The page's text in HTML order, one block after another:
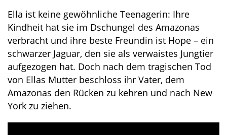
Ella ist keine gewöhnliche Teenagerin: Ihre
Kindheit hat sie im Dschungel des Amazonas
verbracht und ihre beste Freundin ist Hope – ein
schwarzer Jaguar, den sie als verwaistes Jungtier
aufgezogen hat. Doch nach dem tragischen Tod
von Ellas Mutter beschloss ihr Vater, dem
Amazonas den Rücken zu kehren und nach New
York zu ziehen.